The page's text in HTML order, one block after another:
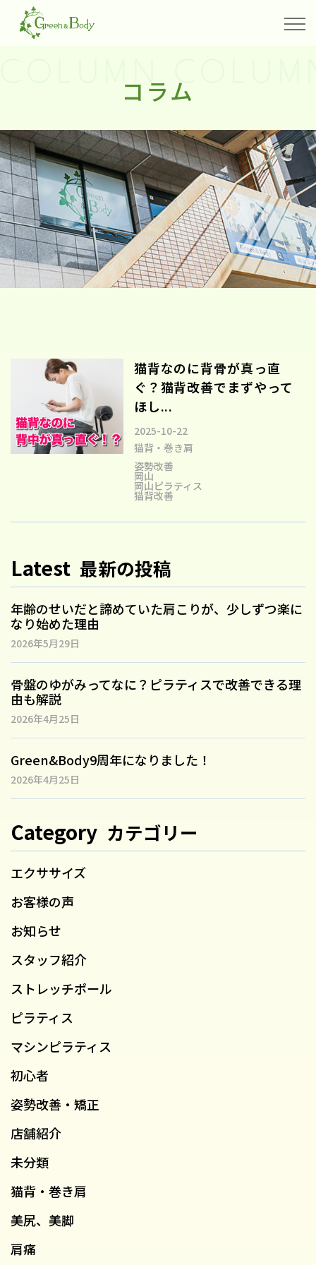
コラム
猫背なのに背骨が真っ直
ぐ？猫背改善でまずやって
ほし...
2025-10-22
猫背・巻き肩
姿勢改善
岡山
岡山ピラティス
猫背改善
Latest 最新の投稿
年齢のせいだと諦めていた肩こりが、少しずつ楽に
なり始めた理由
2026年5月29日
骨盤のゆがみってなに？ピラティスで改善できる理
由も解説
2026年4月25日
Green&Body9周年になりました！
2026年4月25日
Category カテゴリー
エクササイズ
お客様の声
お知らせ
スタッフ紹介
ストレッチポール
ピラティス
マシンピラティス
初心者
姿勢改善・矯正
店舗紹介
未分類
猫背・巻き肩
美尻、美脚
肩痛